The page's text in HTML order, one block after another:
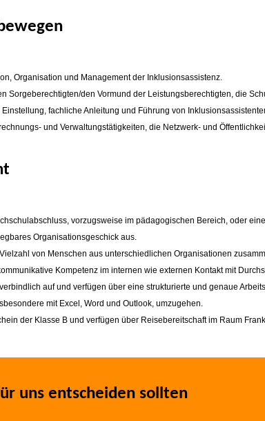
Organisation und Management der Inklusionsassistenz.
Sorgeberechtigten/den Vormund der Leistungsberechtigten, die
fachliche Anleitung und Führung von
und Verwaltungstätigkeiten, die Netzwerk- und
vorzugsweise im pädagogischen Bereich, oder
Organisationsgeschick aus.
von Menschen aus unterschiedlichen Organisationen
Kompetenz im internen wie externen Kontakt mit
auf und verfügen über eine strukturierte und genaue
mit Excel, Word und Outlook, umzugehen.
der Klasse B und verfügen über Reisebereitschaft im Raum
uns entscheiden sollten